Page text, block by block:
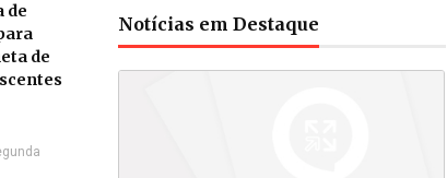
de
de
Notícias em Destaque